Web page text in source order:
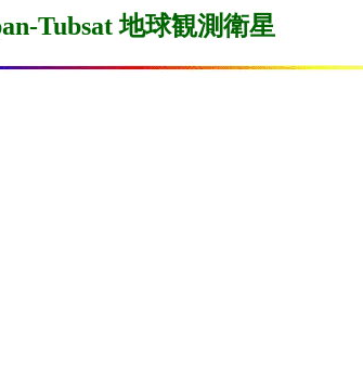
Tubsat 地球観測衛星